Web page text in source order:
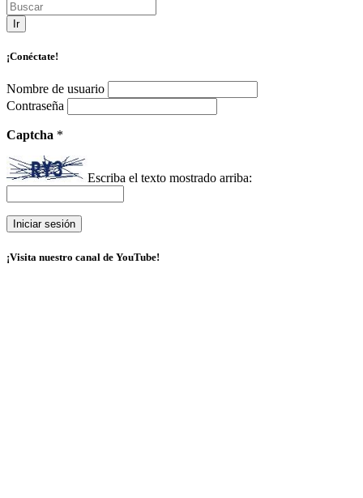
Ir
¡Conéctate!
Nombre de usuario
Contraseña
Captcha *
Escriba el texto mostrado arriba:
¡Visita nuestro canal de YouTube!